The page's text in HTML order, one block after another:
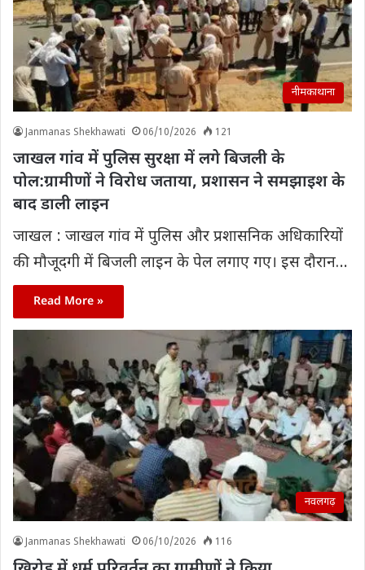
नीमकाथाना
Janmanas Shekhawati 06/10/2026 121
जाखल गांव में पुलिस सुरक्षा में लगे बिजली के
पोल:ग्रामीणों ने विरोध जताया, प्रशासन ने समझाइश के
बाद डाली लाइन
जाखल : जाखल गांव में पुलिस और प्रशासनिक अधिकारियों
की मौजूदगी में बिजली लाइन के पेल लगाए गए। इस दौरान…
Read More »
नवलगढ़
Janmanas Shekhawati 06/10/2026 116